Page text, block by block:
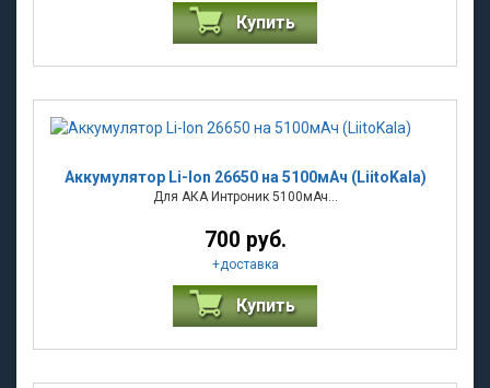
Купить
Аккумулятор Li-Ion 26650 на 5100мАч (LiitoKala)
Для АКА Интроник 5100мАч...
700 руб.
+доставка
Купить